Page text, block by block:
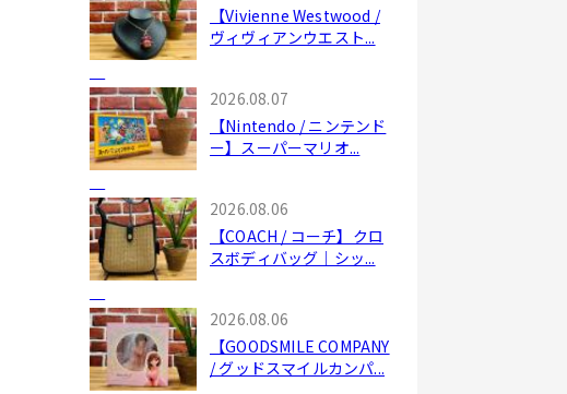
【Vivienne Westwood /
ヴィヴィアンウエスト...
2026.08.07
【Nintendo / ニンテンド
ー】スーパーマリオ...
2026.08.06
【COACH / コーチ】クロ
スボディバッグ｜シッ...
2026.08.06
【GOODSMILE COMPANY
/ グッドスマイルカンパ...